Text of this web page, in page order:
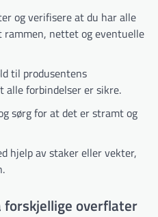
og verifisere at du har alle
rammen, nettet og eventuelle
til produsentens
alle forbindelser er sikre.
sørg for at det er stramt og
hjelp av staker eller vekter,
forskjellige overflater